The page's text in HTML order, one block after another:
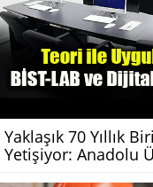
Yaklaşık 70 Yıllık
Yetişiyor: Anadolu